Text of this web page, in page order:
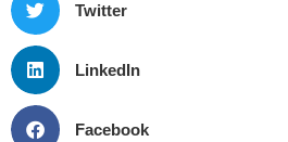
Twitter
LinkedIn
Facebook